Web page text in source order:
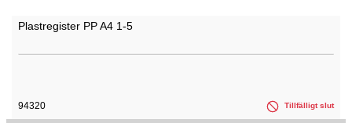
Plastregister PP A4 1-5
94320 Tillfälligt slut